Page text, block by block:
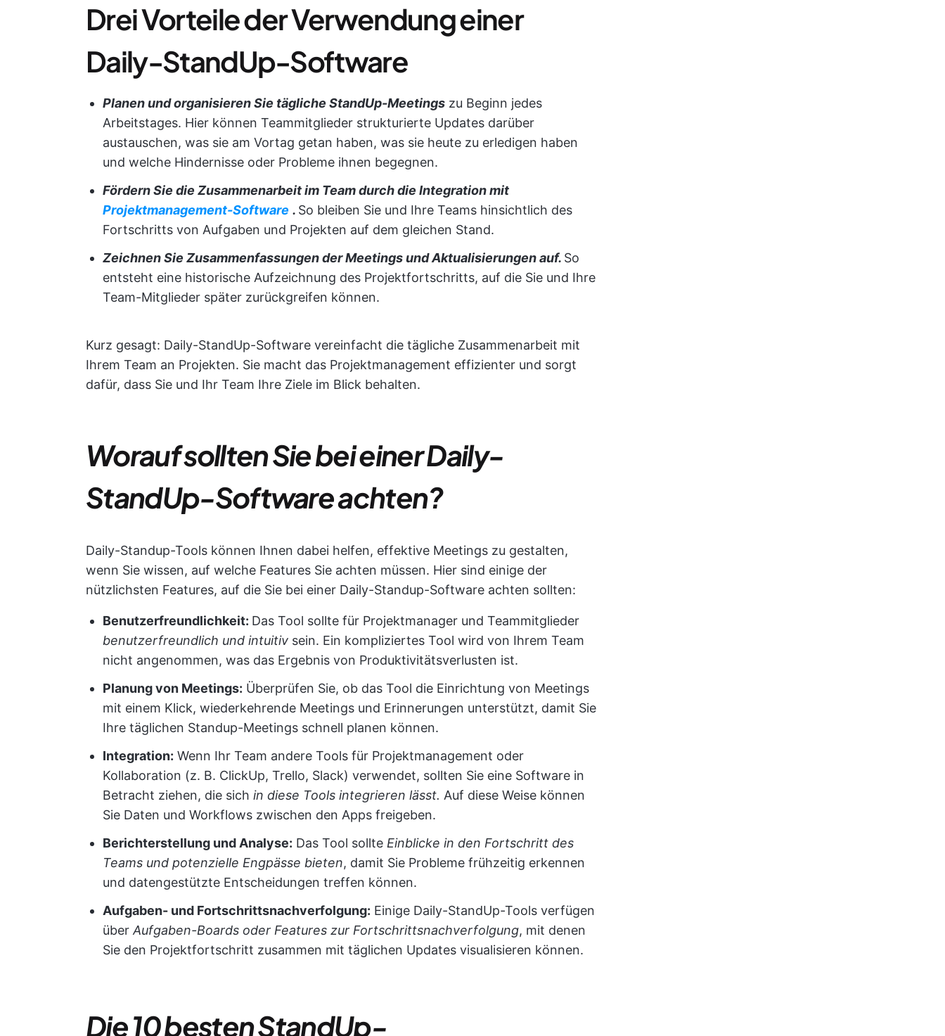
Drei Vorteile der Verwendung einer
Daily-StandUp-Software
Planen und organisieren Sie tägliche StandUp-Meetings zu Beginn jedes
Arbeitstages. Hier können Teammitglieder strukturierte Updates darüber
austauschen, was sie am Vortag getan haben, was sie heute zu erledigen haben
und welche Hindernisse oder Probleme ihnen begegnen.
Fördern Sie die Zusammenarbeit im Team durch die Integration mit
Projektmanagement-Software . So bleiben Sie und Ihre Teams hinsichtlich des
Fortschritts von Aufgaben und Projekten auf dem gleichen Stand.
Zeichnen Sie Zusammenfassungen der Meetings und Aktualisierungen auf. So
entsteht eine historische Aufzeichnung des Projektfortschritts, auf die Sie und Ihre
Team-Mitglieder später zurückgreifen können.
Kurz gesagt: Daily-StandUp-Software vereinfacht die tägliche Zusammenarbeit mit
Ihrem Team an Projekten. Sie macht das Projektmanagement effizienter und sorgt
dafür, dass Sie und Ihr Team Ihre Ziele im Blick behalten.
Worauf sollten Sie bei einer Daily-
StandUp-Software achten?
Daily-Standup-Tools können Ihnen dabei helfen, effektive Meetings zu gestalten,
wenn Sie wissen, auf welche Features Sie achten müssen. Hier sind einige der
nützlichsten Features, auf die Sie bei einer Daily-Standup-Software achten sollten:
Benutzerfreundlichkeit: Das Tool sollte für Projektmanager und Teammitglieder
benutzerfreundlich und intuitiv sein. Ein kompliziertes Tool wird von Ihrem Team
nicht angenommen, was das Ergebnis von Produktivitätsverlusten ist.
Planung von Meetings: Überprüfen Sie, ob das Tool die Einrichtung von Meetings
mit einem Klick, wiederkehrende Meetings und Erinnerungen unterstützt, damit Sie
Ihre täglichen Standup-Meetings schnell planen können.
Integration: Wenn Ihr Team andere Tools für Projektmanagement oder
Kollaboration (z. B. ClickUp, Trello, Slack) verwendet, sollten Sie eine Software in
Betracht ziehen, die sich in diese Tools integrieren lässt. Auf diese Weise können
Sie Daten und Workflows zwischen den Apps freigeben.
Berichterstellung und Analyse: Das Tool sollte Einblicke in den Fortschritt des
Teams und potenzielle Engpässe bieten, damit Sie Probleme frühzeitig erkennen
und datengestützte Entscheidungen treffen können.
Aufgaben- und Fortschrittsnachverfolgung: Einige Daily-StandUp-Tools verfügen
über Aufgaben-Boards oder Features zur Fortschrittsnachverfolgung, mit denen
Sie den Projektfortschritt zusammen mit täglichen Updates visualisieren können.
Die 10 besten StandUp-